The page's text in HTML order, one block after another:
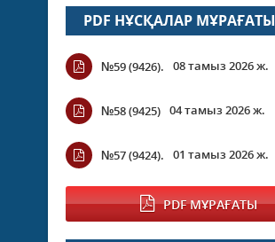
PDF НҰСҚАЛАР МҰРАҒАТЫ
№59 (9426). 08 тамыз 2026 ж.
№58 (9425) 04 тамыз 2026 ж.
№57 (9424). 01 тамыз 2026 ж.
PDF МҰРАҒАТЫ